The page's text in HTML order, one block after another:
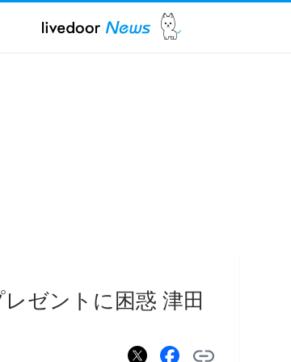
ゼントに困惑 津田